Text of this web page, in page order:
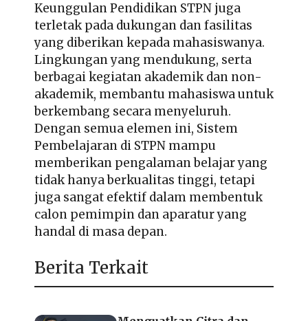
Keunggulan Pendidikan STPN juga
terletak pada dukungan dan fasilitas
yang diberikan kepada mahasiswanya.
Lingkungan yang mendukung, serta
berbagai kegiatan akademik dan non-
akademik, membantu mahasiswa untuk
berkembang secara menyeluruh.
Dengan semua elemen ini, Sistem
Pembelajaran di STPN mampu
memberikan pengalaman belajar yang
tidak hanya berkualitas tinggi, tetapi
juga sangat efektif dalam membentuk
calon pemimpin dan aparatur yang
handal di masa depan.
Berita Terkait